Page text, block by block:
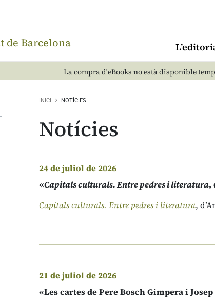
La compra d'eBooks no està disponible
INICI NOTÍCIES
Notícies
24 de juliol de 2026
«Capitals culturals. Entre pedres i literatura,
Capitals culturals. Entre pedres i literatura,
21 de juliol de 2026
«Les cartes de Pere Bosch Gimpera i